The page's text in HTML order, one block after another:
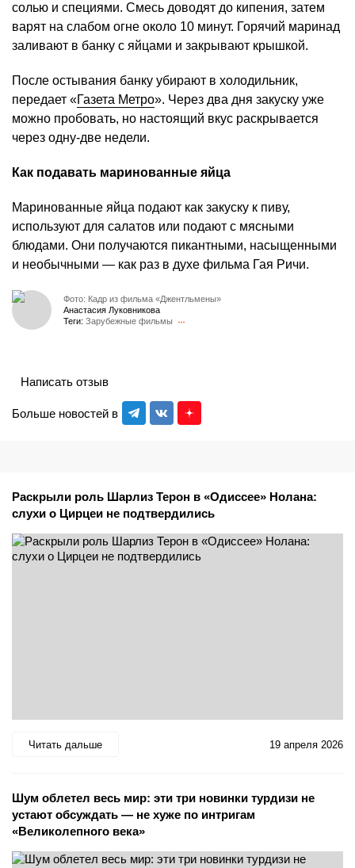
солью и специями. Смесь доводят до кипения, затем
варят на слабом огне около 10 минут. Горячий маринад
заливают в банку с яйцами и закрывают крышкой.
После остывания банку убирают в холодильник,
передает «Газета Метро». Через два дня закуску уже
можно пробовать, но настоящий вкус раскрывается
через одну-две недели.
Как подавать маринованные яйца
Маринованные яйца подают как закуску к пиву,
используют для салатов или подают с мясными
блюдами. Они получаются пикантными, насыщенными
и необычными — как раз в духе фильма Гая Ричи.
Фото: Кадр из фильма «Джентльмены»
Анастасия Луковникова
Теги: Зарубежные фильмы
Больше новостей в
Написать отзыв
Раскрыли роль Шарлиз Терон в «Одиссее» Нолана:
слухи о Цирцеи не подтвердились
Читать дальше 19 апреля 2026
Шум облетел весь мир: эти три новинки турдизи не
устают обсуждать — не хуже по интригам
«Великолепного века»